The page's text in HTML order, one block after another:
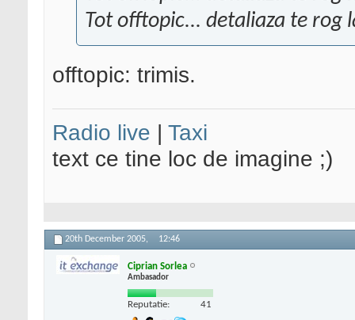
Tot offtopic... detaliaza te rog
offtopic: trimis.
Radio live | Taxi
text ce tine loc de imagine ;)
20th December 2005, 12:46
Ciprian Sorlea
Ambasador
Reputatie: 41